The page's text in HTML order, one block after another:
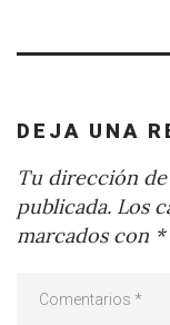
DEJA UNA
Tu dirección
publicada. Los
marcados con *